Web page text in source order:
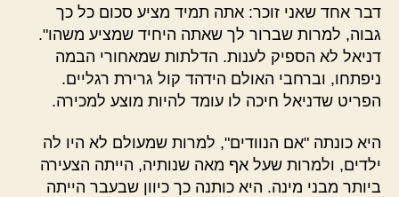
דבר אחד שאני זוכר: אתה תמיד מציע סכום כל כך
גבוה, למרות שברור לך שאתה היחיד שמציע משהו".
דניאל לא הספיק לענות. הדלתות שמאחורי הבמה
ניפתחו, וברחבי האולם הידהד קול גרירת רגליים.
הפריט שדניאל חיכה לו עומד להיות מוצע למכירה.
היא כונתה "אם הנוודים", למרות שמעולם לא היו לה
ילדים, ולמרות שעל אף מאה שנותיה, הייתה הצעירה
ביותר מבני מינה. היא כותנה כך כיוון שבעבר הייתה